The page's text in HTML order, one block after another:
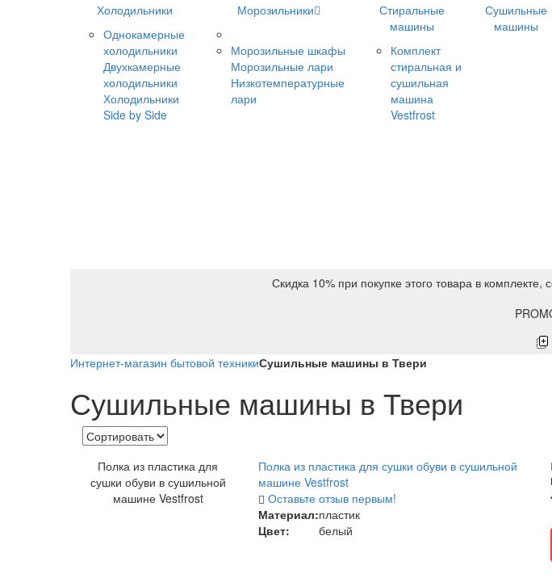
Холодильники
Однокамерные
холодильники
Двухкамерные
холодильники
Холодильники
Side by Side
Морозильники
Морозильные шкафы
Морозильные лари
Низкотемпературные
лари
Стиральные
машины
Комплект
стиральная и
сушильная
машина
Vestfrost
Сушильные
машины
Скидка 10% при покупке этого товара в
Интернет-магазин бытовой техникиСушильные машины в Твери
Сушильные машины в Твери
Полка из пластика для
сушки обуви в сушильной
машине Vestfrost
Полка из пластика для сушки обуви в сушильной
машине Vestfrost
Оставьте отзыв первым!
Материал:пластик
Цвет:
белый